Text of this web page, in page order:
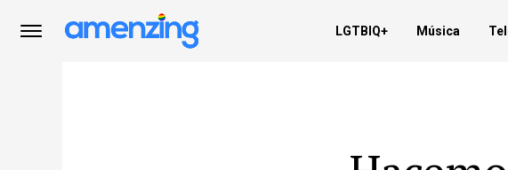
LGTBIQ+ Música